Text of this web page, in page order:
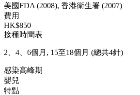
美國FDA (2008), 香港衛生署 (2007)
費用
HK$850
接種時間表
2、4、6個月, 15至18個月 (總共4針)
感染高峰期
嬰兒
特點